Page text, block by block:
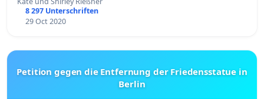
8 297 Unterschriften
29 Oct 2020
Petition gegen die Entfernung der Friedensstatue in
Berlin